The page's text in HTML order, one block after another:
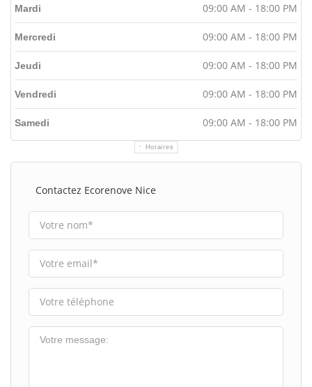
Horaires
Mardi 09:00 AM - 18:00 PM
Mercredi 09:00 AM - 18:00 PM
Jeudi 09:00 AM - 18:00 PM
Vendredi 09:00 AM - 18:00 PM
Samedi 09:00 AM - 18:00 PM
Contactez Ecorenove Nice